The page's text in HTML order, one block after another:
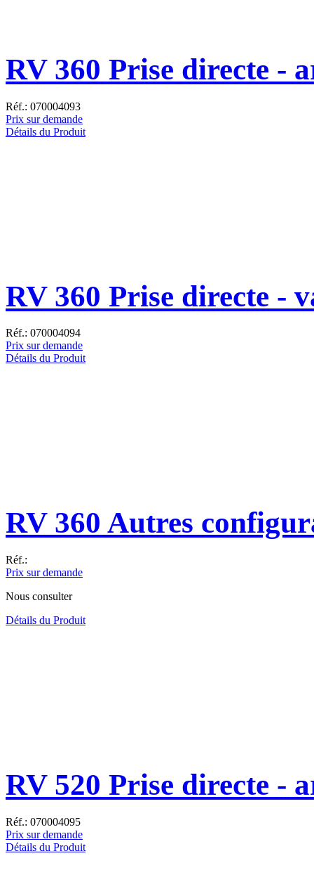
RV 360 Prise directe -
Réf.: 070004093
Prix sur demande
Détails du Produit
RV 360 Prise directe -
Réf.: 070004094
Prix sur demande
Détails du Produit
RV 360 Autres
Réf.:
Prix sur demande
Nous consulter
Détails du Produit
RV 520 Prise directe -
Réf.: 070004095
Prix sur demande
Détails du Produit